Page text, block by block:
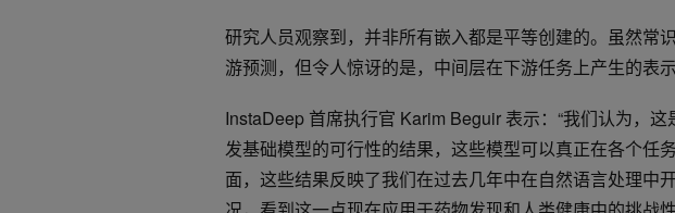
研究人员观察到，并非所有嵌入都是平等创建的。虽然常
游预测，但令人惊讶的是，中间层在下游任务上产生的表
InstaDeep 首席执行官 Karim Beguir 表示：“我们认为，
发基础模型的可行性的结果，这些模型可以真正在各个任
面，这些结果反映了我们在过去几年中在自然语言处理中